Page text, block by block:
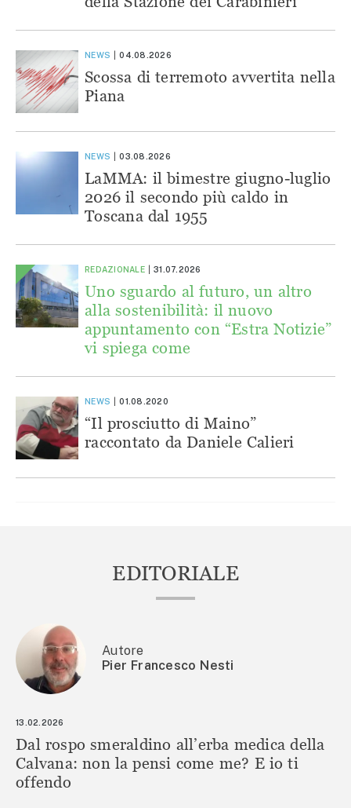
NEWS 04.08.2026
Scossa di terremoto avvertita nella
Piana
NEWS 03.08.2026
LaMMA: il bimestre giugno-luglio
2026 il secondo più caldo in
Toscana dal 1955
REDAZIONALE 31.07.2026
Uno sguardo al futuro, un altro
alla sostenibilità: il nuovo
appuntamento con “Estra Notizie”
vi spiega come
NEWS 01.08.2020
“Il prosciutto di Maino”
raccontato da Daniele Calieri
EDITORIALE
Autore
Pier Francesco Nesti
13.02.2026
Dal rospo smeraldino all’erba medica della
Calvana: non la pensi come me? E io ti
offendo